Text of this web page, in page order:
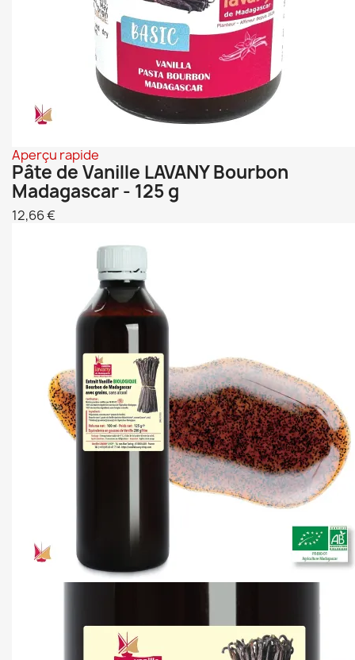
Aperçu rapide
Pâte de Vanille LAVANY Bourbon
Madagascar - 125 g
12,66 €